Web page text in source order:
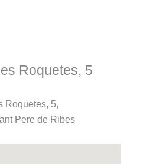
Roquetes, 5
Roquetes, 5,
Pere de Ribes